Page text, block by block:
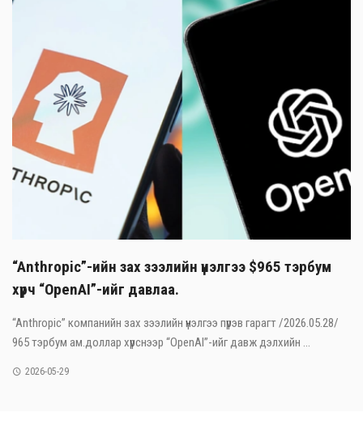
“Anthropic”-ийн зах зээлийн үнэлгээ $965 тэрбум
хүрч “OpenAI”-ийг давлаа.
“Anthropic” компанийн зах зээлийн үнэлгээ пүрэв гарагт /2026.05.28/
965 тэрбум ам.доллар хүрснээр “OpenAI”-ийг давж дэлхийн ...
2026-05-29